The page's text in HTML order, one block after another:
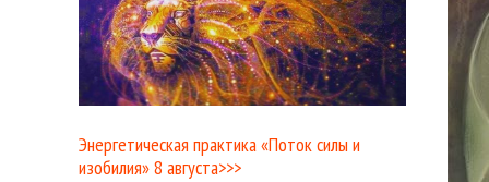
Энергетическая практика «Поток силы и
изобилия» 8 августа>>>